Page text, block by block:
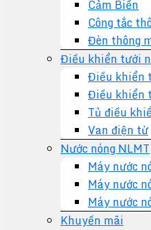
Cảm Biến
Công tắc
Đèn thông
Điều khiển tưới
Điều khiển
Điều khiển
Tủ điều
Van điện từ
Nước nóng NLMT
Máy nước
Máy nước
Máy nước
Khuyến mãi